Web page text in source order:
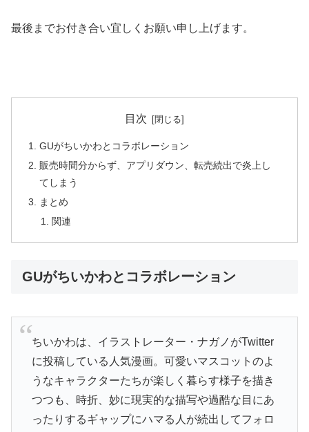
最後までお付き合い宜しくお願い申し上げます。
目次
GUがちいかわとコラボレーション
販売時間分からず、アプリダウン、転売続出で炎上し
てしまう
まとめ
関連
GUがちいかわとコラボレーション
ちいかわは、イラストレーター・ナガノがTwitter
に投稿している人気漫画。可愛いマスコットのよ
うなキャラクターたちが楽しく暮らす様子を描き
つつも、時折、妙に現実的な描写や過酷な目にあ
ったりするギャップにハマる人が続出してフォロ